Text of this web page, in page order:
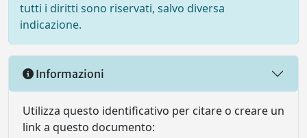
tutti i diritti sono riservati, salvo diversa
indicazione.
Informazioni
Utilizza questo identificativo per citare o creare un
link a questo documento: